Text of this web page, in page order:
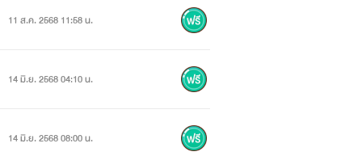
11 ส.ค. 2568 11:58 น.
14 มิ.ย. 2568 04:10 น.
14 มิ.ย. 2568 08:00 น.